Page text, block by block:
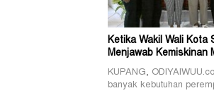
Ketika Wakil Wali Kota
Menjawab Kemiskinan
KUPANG,
banyak kebutuhan